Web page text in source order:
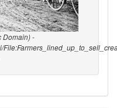
Domain) -